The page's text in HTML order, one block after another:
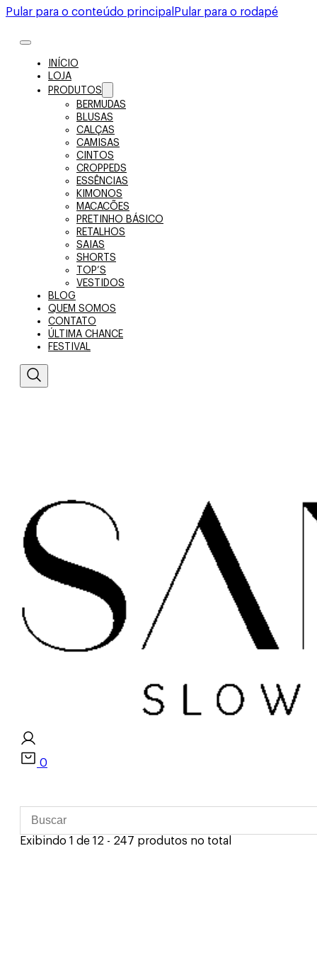
Pular para o conteúdo principal Pular para o rodapé
INÍCIO
LOJA
PRODUTOS
BERMUDAS
BLUSAS
CALÇAS
CAMISAS
CINTOS
CROPPEDS
ESSÊNCIAS
KIMONOS
MACACÕES
PRETINHO BÁSICO
RETALHOS
SAIAS
SHORTS
TOP’S
VESTIDOS
BLOG
QUEM SOMOS
CONTATO
ÚLTIMA CHANCE
FESTIVAL
0
Exibindo 1 de 12 - 247 produtos no total